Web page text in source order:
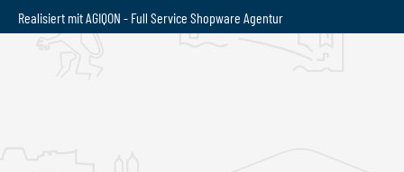
Realisiert mit AGIQON - Full Service Shopware Agentur